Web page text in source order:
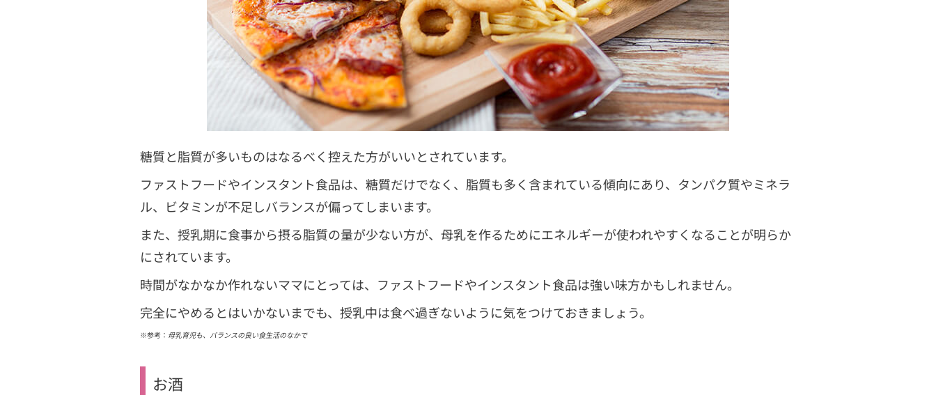
糖質と脂質が多いものはなるべく控えた方がいいとされています。
ファストフードやインスタント食品は、糖質だけでなく、脂質も多く含まれている傾向にあり、タンパク質やミネラ
ル、ビタミンが不足しバランスが偏ってしまいます。
また、授乳期に食事から摂る脂質の量が少ない方が、母乳を作るためにエネルギーが使われやすくなることが明らか
にされています。
時間がなかなか作れないママにとっては、ファストフードやインスタント食品は強い味方かもしれません。
完全にやめるとはいかないまでも、授乳中は食べ過ぎないように気をつけておきましょう。
※参考： 母乳育児も、バランスの良い食生活のなかで
お酒